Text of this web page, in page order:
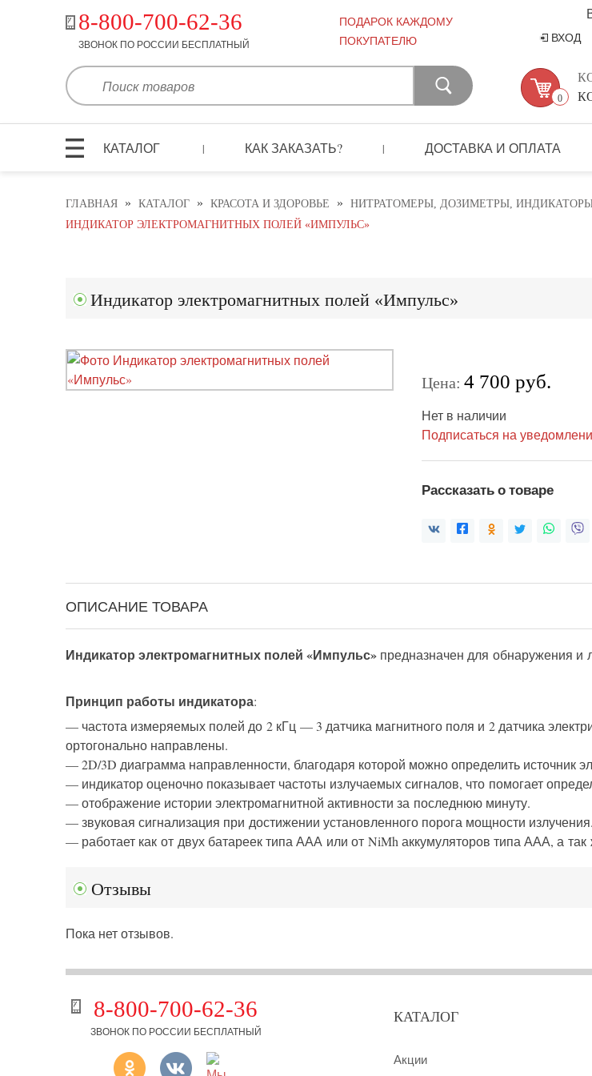
8-800-700-62-36
ЗВОНОК ПО РОССИИ БЕСПЛАТНЫЙ
ПОДАРОК КАЖДОМУ
ПОКУПАТЕЛЮ
ВХОД
0
КАТАЛОГ | КАК ЗАКАЗАТЬ? | ДОСТАВКА И ОПЛАТА
ГЛАВНАЯ » КАТАЛОГ » КРАСОТА И ЗДОРОВЬЕ » НИТРАТОМЕРЫ, ДОЗИМЕТРЫ,
ИНДИКАТОР ЭЛЕКТРОМАГНИТНЫХ ПОЛЕЙ «ИМПУЛЬС»
Индикатор электромагнитных полей «Импульс»
Цена: 4 700 руб.
Нет в наличии
Подписаться на
Рассказать о товаре
ОПИСАНИЕ ТОВАРА
Индикатор электромагнитных полей «Импульс» предназначен для обнаружения и
Принцип работы индикатора:
— частота измеряемых полей до 2 кГц — 3 датчика магнитного поля и 2 датчика
ортогонально направлены.
— 2D/3D диаграмма направленности, благодаря которой можно определить источник
— индикатор оценочно показывает частоты излучаемых сигналов, что помогает
— отображение истории электромагнитной активности за последнюю минуту.
— звуковая сигнализация при достижении установленного порога мощности излучения.
— работает как от двух батареек типа ААА или от NiMh аккумуляторов типа ААА, а так
Отзывы
Пока нет отзывов.
8-800-700-62-36
ЗВОНОК ПО РОССИИ БЕСПЛАТНЫЙ
КАТАЛОГ
Акции